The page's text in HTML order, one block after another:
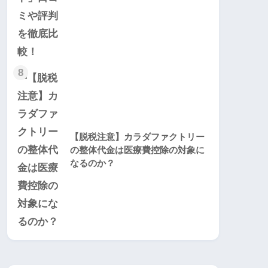
8
【脱税注意】カラダファクトリー
の整体代金は医療費控除の対象に
なるのか？